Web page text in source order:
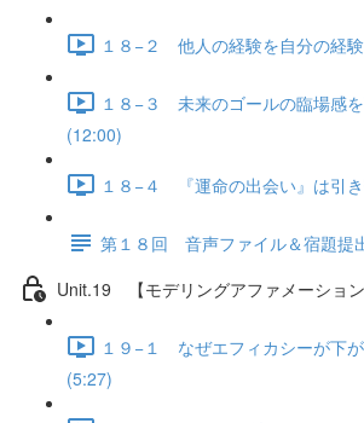
１８−２ 他人の経験を自分の経
１８−３ 未来のゴールの臨場感
(12:00)
１８−４ 『運命の出会い』は引
第１８回 音声ファイル＆宿題提
Unit.19 【モデリングアファメーション
１９−１ なぜエフィカシーが下
(5:27)